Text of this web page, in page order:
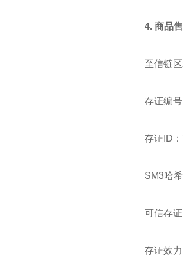
4.商品
至信链
存证编
存证ID
SM3哈
可信存
存证效